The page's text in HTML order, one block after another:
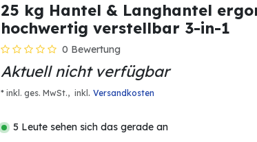
25 kg Hantel & Langhantel
hochwertig verstellbar 3-in-1
0 Bewertung
Aktuell nicht verfügbar
* inkl. ges. MwSt., inkl . Versandkosten
5 Leute sehen sich das gerade an